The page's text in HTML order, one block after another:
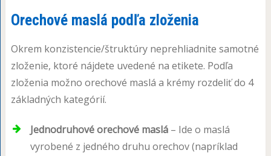
Orechové maslá podľa zloženia
Okrem konzistencie/štruktúry neprehliadnite samotné
zloženie, ktoré nájdete uvedené na etikete. Podľa
zloženia možno orechové maslá a krémy rozdeliť do 4
základných kategórií.
Jednodruhové orechové maslá– Ide o maslá
vyrobené z jedného druhu orechov (napríklad